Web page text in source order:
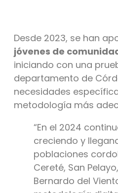
Desde 2023, se han
jóvenes de
iniciando con una
departamento de
necesidades
metodología más
“En el 2024
creciendo y
poblaciones
Cereté, San
Bernardo del